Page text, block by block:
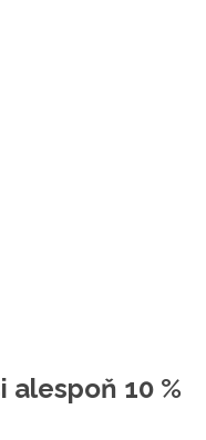
alespoň 10 %